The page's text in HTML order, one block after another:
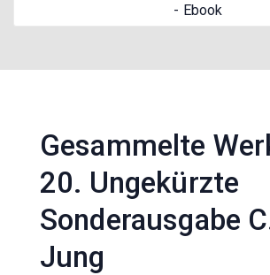
- Ebook
Gesammelte
20. Ungekürzte
Sonderausgabe
Jung